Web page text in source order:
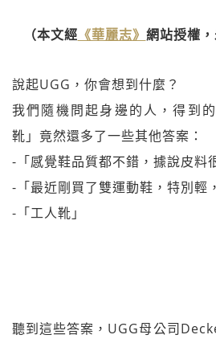
（本文經 《華麗志》 網站授權，
說起UGG，你會想到什麼？
我們隨機問起身邊的人，得到
靴」竟然還多了一些其他答案：
-「感覺鞋品質都不錯，據說皮料
-「最近剛買了雙運動鞋，特別輕
-「工人靴」
聽到這些答案，UGG母公司